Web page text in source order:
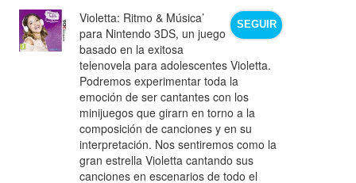
SEGUIR
Violetta: Ritmo & Música’
para Nintendo 3DS, un juego
basado en la exitosa
telenovela para adolescentes Violetta.
Podremos experimentar toda la
emoción de ser cantantes con los
minijuegos que girarn en torno a la
composición de canciones y en su
interpretación. Nos sentiremos como la
gran estrella Violetta cantando sus
canciones en escenarios de todo el